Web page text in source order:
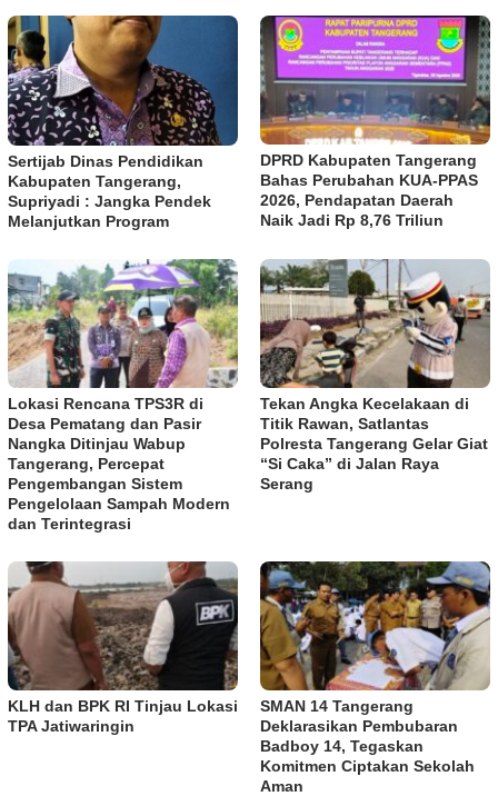
Sertijab Dinas Pendidikan
Kabupaten Tangerang,
Supriyadi : Jangka Pendek
Melanjutkan Program
DPRD Kabupaten Tangerang
Bahas Perubahan KUA-PPAS
2026, Pendapatan Daerah
Naik Jadi Rp 8,76 Triliun
Lokasi Rencana TPS3R di
Desa Pematang dan Pasir
Nangka Ditinjau Wabup
Tangerang, Percepat
Pengembangan Sistem
Pengelolaan Sampah Modern
dan Terintegrasi
Tekan Angka Kecelakaan di
Titik Rawan, Satlantas
Polresta Tangerang Gelar Giat
“Si Caka” di Jalan Raya
Serang
KLH dan BPK RI Tinjau Lokasi
TPA Jatiwaringin
SMAN 14 Tangerang
Deklarasikan Pembubaran
Badboy 14, Tegaskan
Komitmen Ciptakan Sekolah
Aman